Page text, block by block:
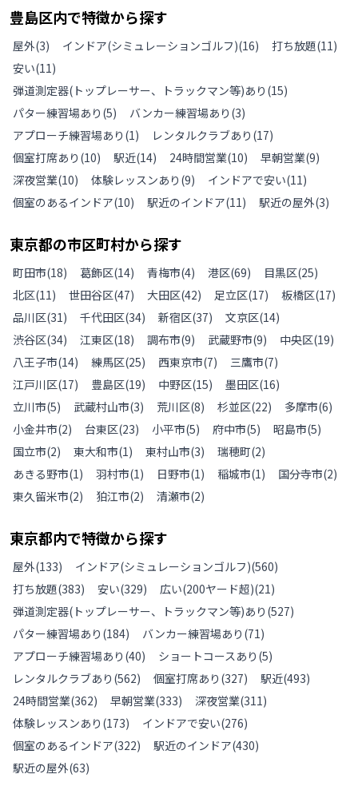
豊島区内で特徴から探す
屋外(3) インドア(シミュレーションゴルフ)(16) 打ち放題(11)
安い(11)
弾道測定器(トップレーサー、トラックマン等)あり (15)
パター練習場あり (5) バンカー練習場あり (3)
アプローチ練習場あり (1) レンタルクラブあり (17)
個室打席あり (10) 駅近(14) 24時間営業(10) 早朝営業(9)
深夜営業(10) 体験レッスンあり (9) インドアで安い(11)
個室のあるインドア(10) 駅近のインドア(11) 駅近の屋外(3)
東京都の市区町村から探す
町田市(18) 葛飾区(14) 青梅市(4) 港区(69) 目黒区(25)
北区(11) 世田谷区(47) 大田区(42) 足立区(17) 板橋区(17)
品川区(31) 千代田区(34) 新宿区(37) 文京区(14)
渋谷区(34) 江東区(18) 調布市(9) 武蔵野市(9) 中央区(19)
八王子市(14) 練馬区(25) 西東京市(7) 三鷹市(7)
江戸川区(17) 豊島区(19) 中野区(15) 墨田区(16)
立川市(5) 武蔵村山市(3) 荒川区(8) 杉並区(22) 多摩市(6)
小金井市(2) 台東区(23) 小平市(5) 府中市(5) 昭島市(5)
国立市(2) 東大和市(1) 東村山市(3) 瑞穂町(2)
あきる野市(1) 羽村市(1) 日野市(1) 稲城市(1) 国分寺市(2)
東久留米市(2) 狛江市(2) 清瀬市(2)
東京都内で特徴から探す
屋外(133) インドア(シミュレーションゴルフ)(560)
打ち放題(383) 安い(329) 広い(200ヤード超)(21)
弾道測定器(トップレーサー、トラックマン等)あり (527)
パター練習場あり (184) バンカー練習場あり (71)
アプローチ練習場あり (40) ショートコースあり (5)
レンタルクラブあり (562) 個室打席あり (327) 駅近(493)
24時間営業(362) 早朝営業(333) 深夜営業(311)
体験レッスンあり (173) インドアで安い(276)
個室のあるインドア(322) 駅近のインドア(430)
駅近の屋外(63)